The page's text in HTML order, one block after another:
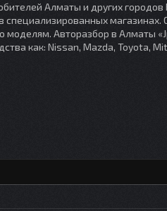
Алматы и других городов
специализированных магазинах.
моделям. Авторазбор в Алматы
как: Nissan, Mazda, Toyota,